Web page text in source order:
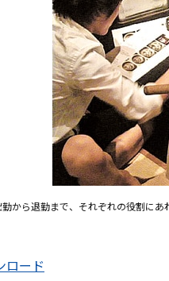
から退勤まで、それぞれの役割に
ロード